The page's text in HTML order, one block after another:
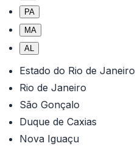
PA
MA
AL
Estado do Rio de Janeiro
Rio de Janeiro
São Gonçalo
Duque de Caxias
Nova Iguaçu